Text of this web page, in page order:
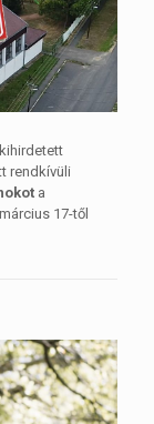
rendkívüli
a
17-től